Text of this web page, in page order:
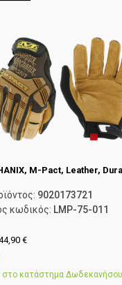
M-Pact, Leather,
9020173721
κωδικός: LMP-75-011
€
στο κατάστημα